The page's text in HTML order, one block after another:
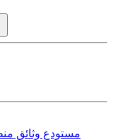
مستودع وثائق